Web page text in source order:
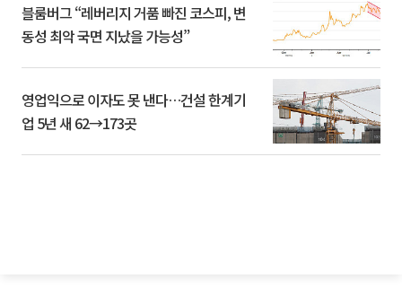
블룸버그 “레버리지 거품 빠진 코스피, 변
동성 최악 국면 지났을 가능성”
영업익으로 이자도 못 낸다…건설 한계기
업 5년 새 62→173곳